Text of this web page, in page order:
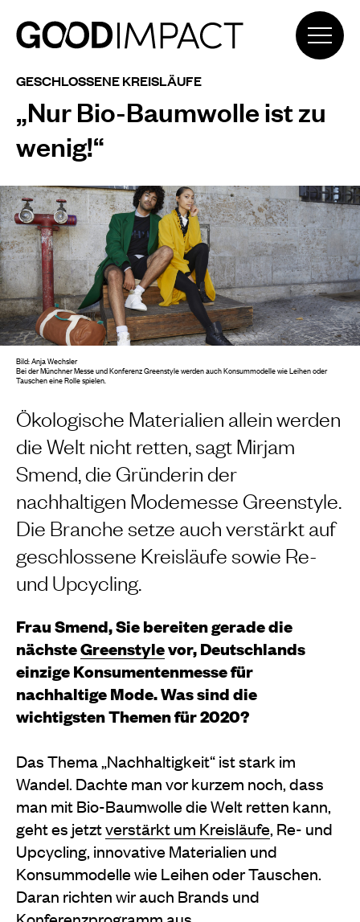
GESCHLOSSENE KREISLÄUFE
„Nur Bio-Baumwolle ist zu
wenig!“
Ökologische Materialien allein werden
die Welt nicht retten, sagt Mirjam
Smend, die Gründerin der
nachhaltigen Modemesse Greenstyle.
Die Branche setze auch verstärkt auf
geschlossene Kreisläufe sowie Re-
und Upcycling.
Frau Smend, Sie bereiten gerade die
nächsteGreenstylevor, Deutschlands
einzige Konsumentenmesse für
nachhaltige Mode. Was sind die
wichtigsten Themen für 2020?
Das Thema „Nachhaltigkeit“ ist stark im
Wandel. Dachte man vor kurzem noch, dass
man mit Bio-Baumwolle die Welt retten kann,
geht es jetztverstärkt um Kreisläufe, Re- und
Upcycling, innovative Materialien und
Konsummodelle wie Leihen oder Tauschen.
Daran richten wir auch Brands und
Bild: Anja Wechsler
Bei der Münchner Messe und Konferenz Greenstyle werden auch Konsummodelle wie Leihen oder
Tauschen eine Rolle spielen.